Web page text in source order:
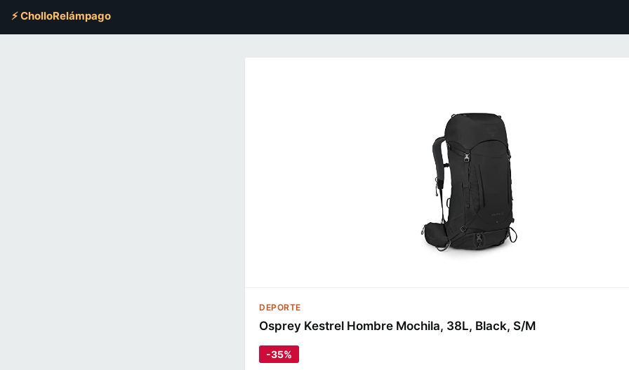
⚡ CholloRelámpago
DEPORTE
Osprey Kestrel Hombre Mochila, 38L, Black, S/M
-35%